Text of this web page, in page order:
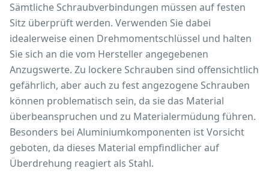
Sämtliche Schraubverbindungen müssen auf festen
Sitz überprüft werden. Verwenden Sie dabei
idealerweise einen Drehmomentschlüssel und halten
Sie sich an die vom Hersteller angegebenen
Anzugswerte. Zu lockere Schrauben sind offensichtlich
gefährlich, aber auch zu fest angezogene Schrauben
können problematisch sein, da sie das Material
überbeanspruchen und zu Materialermüdung führen.
Besonders bei Aluminiumkomponenten ist Vorsicht
geboten, da dieses Material empfindlicher auf
Überdrehung reagiert als Stahl.